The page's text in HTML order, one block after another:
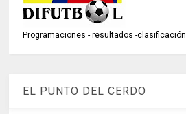
Programaciones - resultados -clasificación
EL PUNTO DEL CERDO